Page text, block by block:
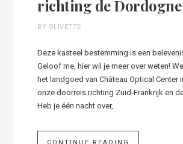
richting de Dordogne
BY OLIVETTE
Deze kasteel bestemming is een
Geloof me, hier wil je meer over weten!
het landgoed van Château Optical Center
onze doorreis richting Zuid-Frankrijk en
Heb je één nacht over,
CONTINUE READING